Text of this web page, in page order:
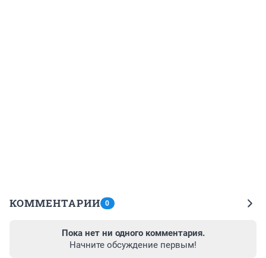
КОММЕНТАРИИ 0
Пока нет ни одного комментария.
Начните обсуждение первым!